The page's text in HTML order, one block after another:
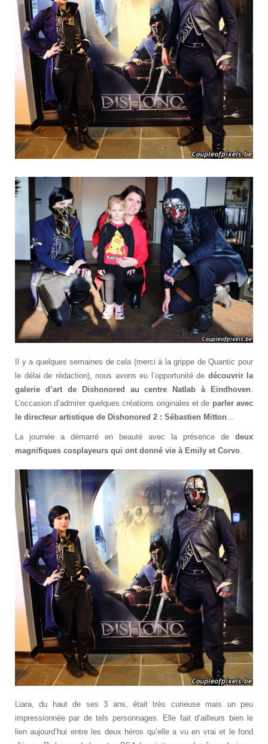
Il y a quelques semaines de cela (merci à la grippe de Quantic pour
le délai de rédaction), nous avons eu l’opportunité de découvrir la
galerie d’art de Dishonored au centre Natlab à Eindhoven.
L’occasion d’admirer quelques créations originales et de parler avec
le directeur artistique de Dishonored 2 : Sébastien Mitton…
La journée a démarré en beauté avec la présence de deux
magnifiques cosplayeurs qui ont donné vie à Emily et Corvo.
Liara, du haut de ses 3 ans, était très curieuse mais un peu
impressionnée par de tels personnages. Elle fait d’ailleurs bien le
lien aujourd’hui entre les deux héros qu’elle a vu en vrai et le fond